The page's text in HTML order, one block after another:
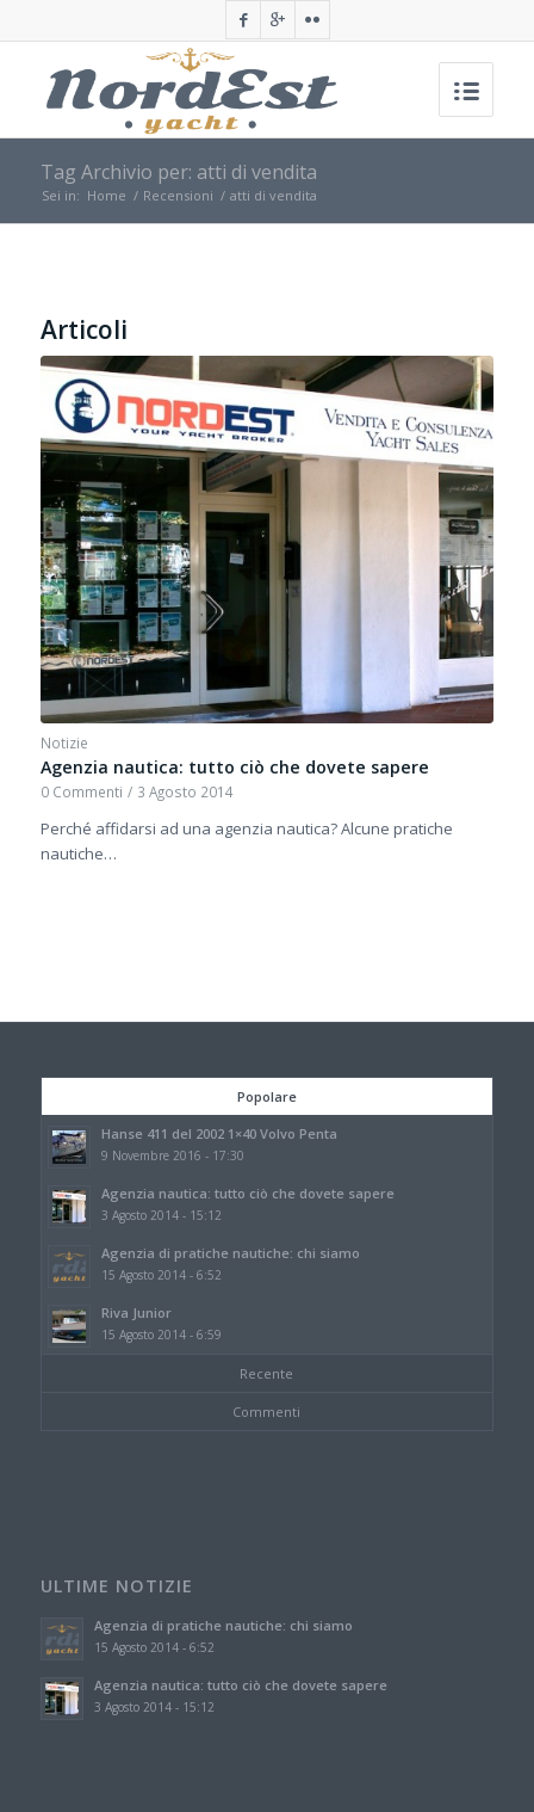
Tag Archivio per: atti di vendita
Sei in: Home / Recensioni / atti di vendita
Articoli
Notizie
Agenzia nautica: tutto ciò che dovete sapere
0 Commenti / 3 Agosto 2014
Perché affidarsi ad una agenzia nautica? Alcune pratiche
nautiche…
Popolare
Hanse 411 del 2002 1×40 Volvo Penta
9 Novembre 2016 - 17:30
Agenzia nautica: tutto ciò che dovete sapere
3 Agosto 2014 - 15:12
Agenzia di pratiche nautiche: chi siamo
15 Agosto 2014 - 6:52
Riva Junior
15 Agosto 2014 - 6:59
Recente
Commenti
ULTIME NOTIZIE
Agenzia di pratiche nautiche: chi siamo
15 Agosto 2014 - 6:52
Agenzia nautica: tutto ciò che dovete sapere
3 Agosto 2014 - 15:12